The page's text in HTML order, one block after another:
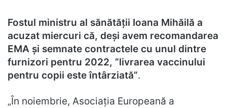
Fostul ministru al sănătăţii Ioana Mihăilă a
acuzat miercuri că, deşi avem recomandarea
EMA şi semnate contractele cu unul dintre
furnizori pentru 2022, ”livrarea vaccinului
pentru copii este întârziată”.
„În noiembrie, Asociaţia Europeană a